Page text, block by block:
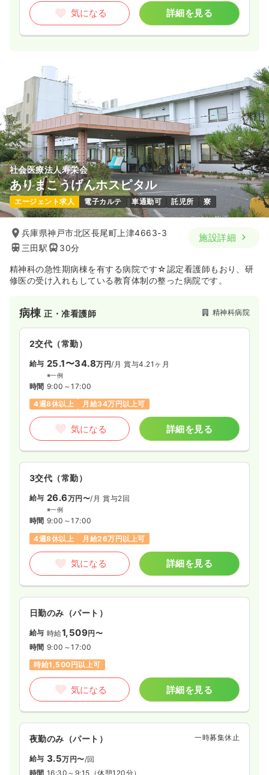
気になる 詳細を見る
社会医療法人寿栄会
ありまこうげんホスピタル
エージェント求人 電子カルテ 車通勤可 託児所 寮
兵庫県神戸市北区長尾町上津4663-3
三田駅
30分
施設詳細
精神科の急性期病棟を有する病院です☆認定看護師もおり、研
修医の受け入れもしている教育体制の整った病院です。
病棟正・准看護師 精神科病院
2交代（常勤）
給与 25.1〜34.8万円/月 賞与4.21ヶ月
※一例
時間 9:00～17:00
4週8休以上
月給34万円以上可
気になる 詳細を見る
3交代（常勤）
給与 26.6万円〜/月 賞与2回
※一例
時間 9:00～17:00
4週8休以上
月給26万円以上可
気になる 詳細を見る
日勤のみ（パート）
給与 時給1,509円〜
時間 9:00～17:00
時給1,500円以上可
気になる 詳細を見る
夜勤のみ（パート） 一時募集休止
給与 3.5万円〜/回
時間 16:30～9:15 （休憩120分）